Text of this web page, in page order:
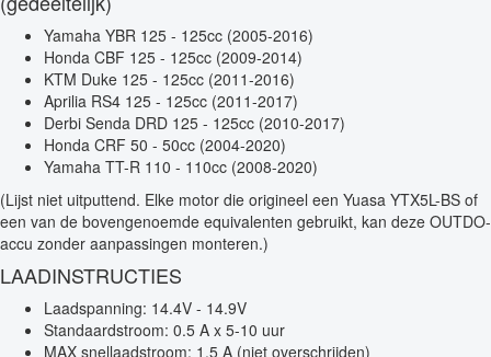
Yamaha YBR 125 - 125cc (2005-2016)
Honda CBF 125 - 125cc (2009-2014)
KTM Duke 125 - 125cc (2011-2016)
Aprilia RS4 125 - 125cc (2011-2017)
Derbi Senda DRD 125 - 125cc (2010-2017)
Honda CRF 50 - 50cc (2004-2020)
Yamaha TT-R 110 - 110cc (2008-2020)
(Lijst niet uitputtend. Elke motor die origineel een Yuasa YTX5L-BS of
een van de bovengenoemde equivalenten gebruikt, kan deze OUTDO-
accu zonder aanpassingen monteren.)
LAADINSTRUCTIES
Laadspanning: 14.4V - 14.9V
Standaardstroom: 0.5 A x 5-10 uur
MAX snellaadstroom: 1.5 A (niet overschrijden)